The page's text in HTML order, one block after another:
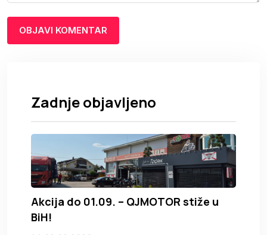
Zadnje objavljeno
Akcija do 01.09. – QJMOTOR stiže u
BiH!